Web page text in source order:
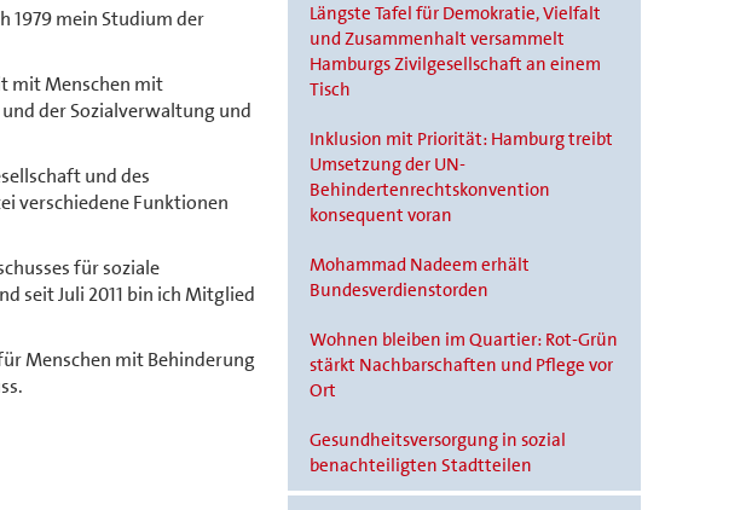
1979 mein Studium der
mit Menschen mit
der Sozialverwaltung und
und des
verschiedene Funktionen
für soziale
seit Juli 2011 bin ich Mitglied
Menschen mit Behinderung
Längste Tafel für Demokratie, Vielfalt
und Zusammenhalt versammelt
Hamburgs Zivilgesellschaft an einem
Tisch
Inklusion mit Priorität: Hamburg treibt
Umsetzung der UN-
Behindertenrechtskonvention
konsequent voran
Mohammad Nadeem erhält
Bundesverdienstorden
Wohnen bleiben im Quartier: Rot-Grün
stärkt Nachbarschaften und Pflege vor
Ort
Gesundheitsversorgung in sozial
benachteiligten Stadtteilen